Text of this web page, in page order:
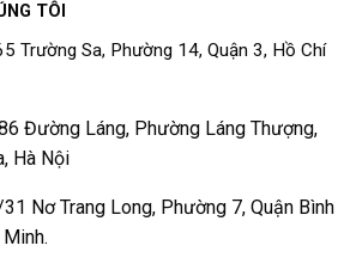
TÔI
Trường Sa, Phường 14, Quận 3, Hồ Chí
Đường Láng, Phường Láng Thượng,
Hà Nội
Nơ Trang Long, Phường 7, Quận Bình